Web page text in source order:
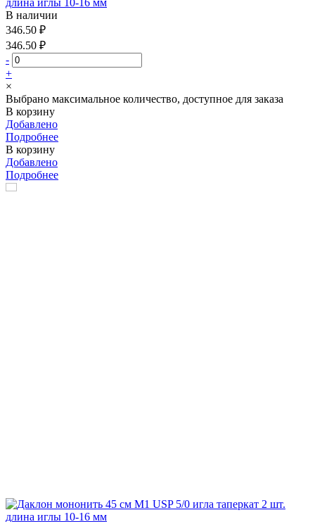
В наличии
346.50 ₽
346.50 ₽
-
+
×
Выбрано максимальное количество, доступное для заказа
В корзину
Добавлено
Подробнее
В корзину
Добавлено
Подробнее